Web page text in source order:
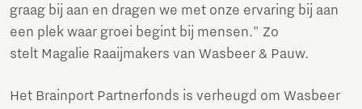
graag bij aan en dragen we met onze ervaring bij aan
een plek waar groei begint bij mensen." Zo
stelt Magalie Raaijmakers van Wasbeer & Pauw.
Het Brainport Partnerfonds is verheugd om Wasbeer